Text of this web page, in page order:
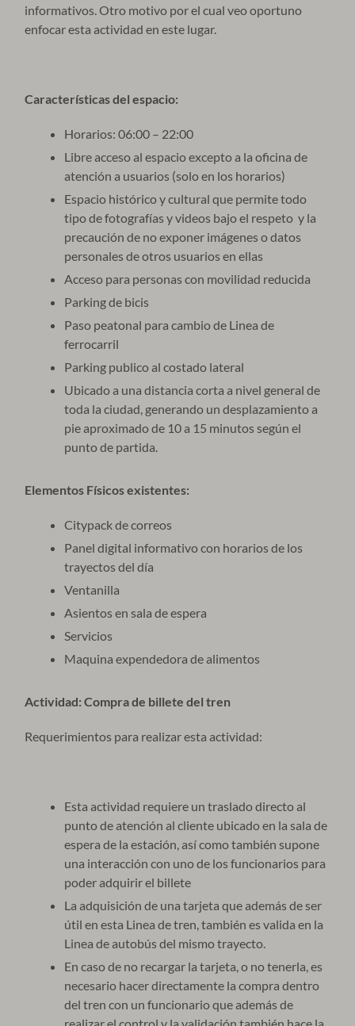
informativos. Otro motivo por el cual veo oportuno
enfocar esta actividad en este lugar.
Características del espacio:
Horarios: 06:00 – 22:00
Libre acceso al espacio excepto a la oficina de
atención a usuarios (solo en los horarios)
Espacio histórico y cultural que permite todo
tipo de fotografías y videos bajo el respeto y la
precaución de no exponer imágenes o datos
personales de otros usuarios en ellas
Acceso para personas con movilidad reducida
Parking de bicis
Paso peatonal para cambio de Linea de
ferrocarril
Parking publico al costado lateral
Ubicado a una distancia corta a nivel general de
toda la ciudad, generando un desplazamiento a
pie aproximado de 10 a 15 minutos según el
punto de partida.
Elementos Físicos existentes:
Citypack de correos
Panel digital informativo con horarios de los
trayectos del día
Ventanilla
Asientos en sala de espera
Servicios
Maquina expendedora de alimentos
Actividad: Compra de billete del tren
Requerimientos para realizar esta actividad:
Esta actividad requiere un traslado directo al
punto de atención al cliente ubicado en la sala de
espera de la estación, así como también supone
una interacción con uno de los funcionarios para
poder adquirir el billete
La adquisición de una tarjeta que además de ser
útil en esta Linea de tren, también es valida en la
Linea de autobús del mismo trayecto.
En caso de no recargar la tarjeta, o no tenerla, es
necesario hacer directamente la compra dentro
del tren con un funcionario que además de
realizar el control y la validación también hace la